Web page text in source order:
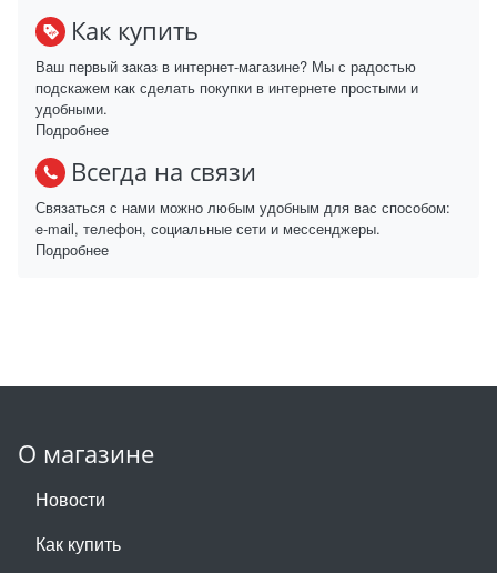
Как купить
Ваш первый заказ в интернет-магазине? Мы с радостью
подскажем как сделать покупки в интернете простыми и
удобными.
Подробнее
Всегда на связи
Связаться с нами можно любым удобным для вас способом:
e-mail, телефон, социальные сети и мессенджеры.
Подробнее
О магазине
Новости
Как купить